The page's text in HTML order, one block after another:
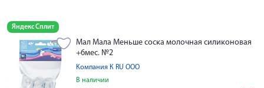
Яндекс Сплит
Мал Мала Меньше соска молочная силиконовая
+6мес. №2
Компания К RU ООО
В наличии